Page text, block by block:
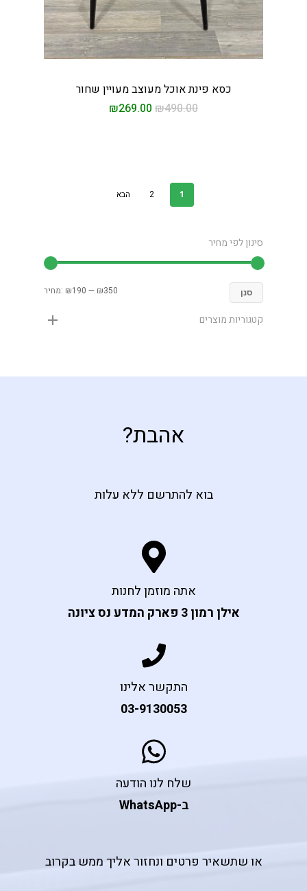
כסא פינת אוכל מעוצב מעויין שחור
₪490.00
₪269.00
1
2 הבא
סינון לפי מחיר
סנן מחיר: ₪190 — ₪350
קטגוריות מוצרים
אהבת?
בוא להתרשם ללא עלות
אתה מוזמן לחנות
אילן רמון 3 פארק המדע נס ציונה
התקשר אלינו
03-9130053
שלח לנו הודעה
ב-WhatsApp
או שתשאיר פרטים ונחזור אליך ממש בקרוב